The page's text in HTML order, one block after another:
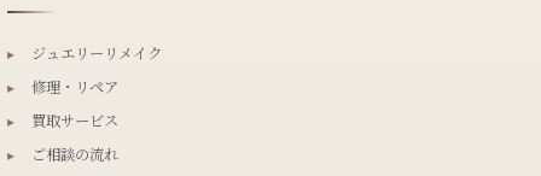
▸
ジュエリーリメイク
▸
修理・リペア
▸
買取サービス
▸
ご相談の流れ